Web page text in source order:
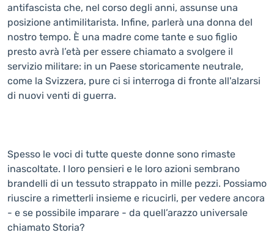
antifascista che, nel corso degli anni, assunse una
posizione antimilitarista. Infine, parlerà una donna del
nostro tempo. È una madre come tante e suo figlio
presto avrà l’età per essere chiamato a svolgere il
servizio militare: in un Paese storicamente neutrale,
come la Svizzera, pure ci si interroga di fronte all'alzarsi
di nuovi venti di guerra.
Spesso le voci di tutte queste donne sono rimaste
inascoltate. I loro pensieri e le loro azioni sembrano
brandelli di un tessuto strappato in mille pezzi. Possiamo
riuscire a rimetterli insieme e ricucirli, per vedere ancora
- e se possibile imparare - da quell’arazzo universale
chiamato Storia?